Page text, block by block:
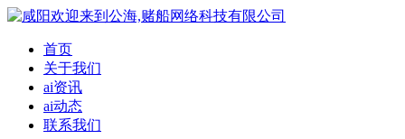
首页
关于我们
ai资讯
ai动态
联系我们